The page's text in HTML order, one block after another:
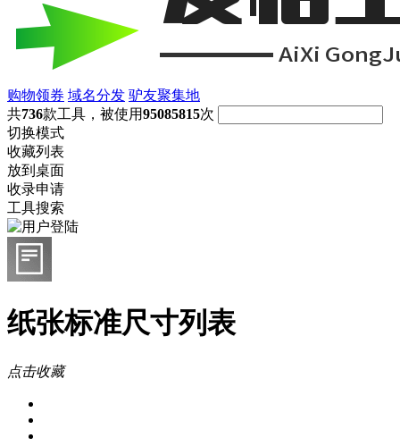
购物领券 域名分发 驴友聚集地
共736款工具，被使用95085815次
切换模式
收藏列表
放到桌面
收录申请
工具搜索
纸张标准尺寸列表
点击收藏